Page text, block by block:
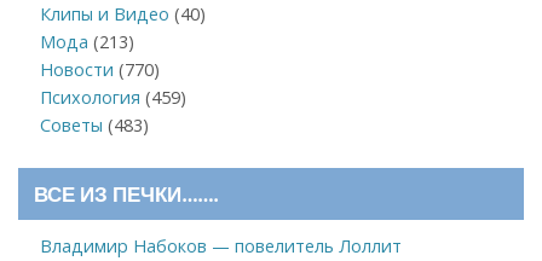
Клипы и Видео (40)
Мода (213)
Новости (770)
Психология (459)
Советы (483)
ВСЕ ИЗ ПЕЧКИ…….
Владимир Набоков — повелитель Лоллит